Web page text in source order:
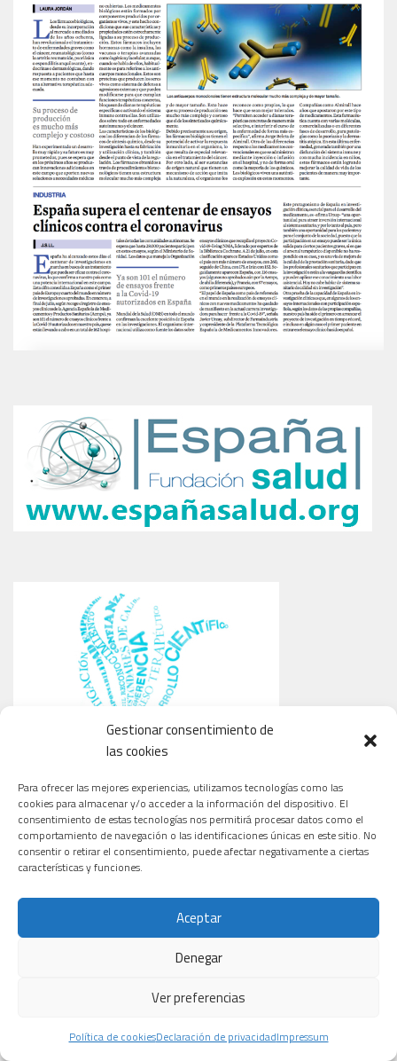
Gestionar consentimiento de
las cookies
Para ofrecer las mejores experiencias, utilizamos tecnologías como las
cookies para almacenar y/o acceder a la información del dispositivo. El
consentimiento de estas tecnologías nos permitirá procesar datos como el
comportamiento de navegación o las identificaciones únicas en este sitio. No
consentir o retirar el consentimiento, puede afectar negativamente a ciertas
características y funciones.
Aceptar
Denegar
Ver preferencias
Política de cookiesDeclaración de privacidadImpressum